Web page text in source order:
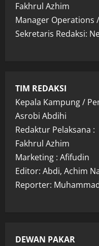
Fakhrul Azhim
Manager Operations
Sekretaris Redaksi:
TIM REDAKSI
Kepala Kampung /
Asrobi Abdihi
Redaktur Pelaksana :
Fakhrul Azhim
Marketing : Afifudin
Editor: Abdi, Achim
Reporter:
DEWAN PAKAR